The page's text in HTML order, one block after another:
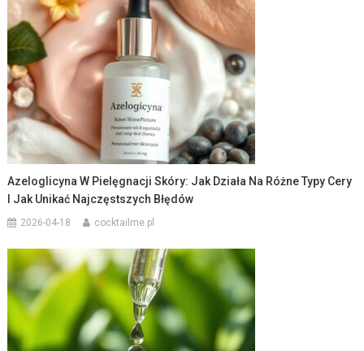
Azeloglicyna W Pielęgnacji Skóry: Jak Działa Na Różne Typy Cery
I Jak Unikać Najczęstszych Błędów
2026-04-18 cocktailme.pl